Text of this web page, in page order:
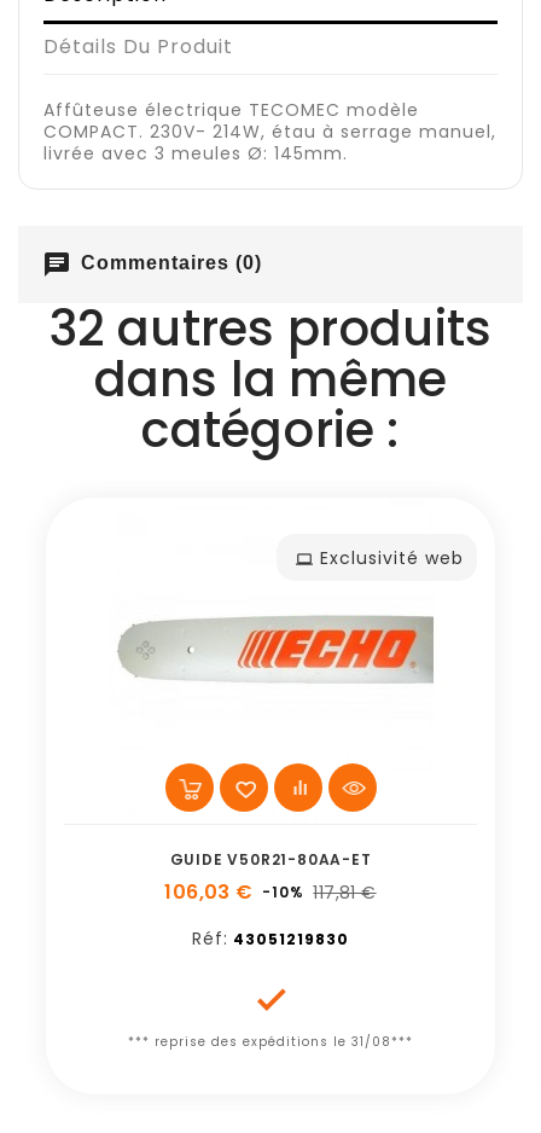
Détails Du Produit
Affûteuse électrique TECOMEC modèle
COMPACT. 230V- 214W, étau à serrage manuel,
livrée avec 3 meules Ø: 145mm.
chat Commentaires (0)
32 autres produits
dans la même
catégorie :
Exclusivité web
GUIDE V50R21-80AA-ET
106,03 € -10% 117,81 €
Réf: 43051219830

*** reprise des expéditions le 31/08***